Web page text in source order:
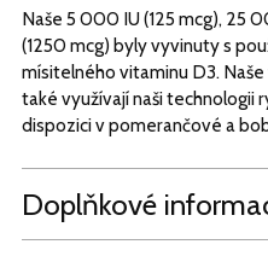
vašeho
košíku
Naše 5 000 IU (125 mcg), 25
(1250 mcg) byly vyvinuty s
mísitelného vitaminu D3.
také využívají naši technologii
dispozici v pomerančové a
Doplňkové